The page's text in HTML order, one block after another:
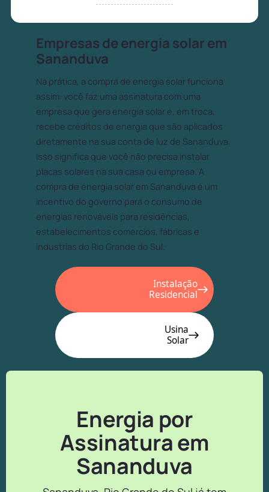
Empresas de energia solar em
Sananduva
Na prática, a compra de energia solar funciona
assim: você faz uma assinatura com uma
empresa que gera energia solar e, em troca,
recebe créditos de energia que são aplicados
diretamente na sua conta de luz de Sananduva.
Isso significa que você não precisa instalar
placas solares na sua casa ou empresa. A
compra de energia solar em Sananduva é um
incentivo do governo para o consumo de
energias renováveis para residências,
estabelecimentos comercios, fábricas e
industrias do Rio Grande do Sul.
Instalação
Residencial
Usina
Solar
Energia por
Assinatura em
Sananduva